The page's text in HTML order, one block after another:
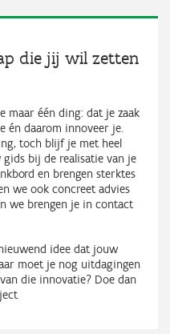
die jij wil zetten
maar één ding: dat je zaak
én daarom innoveer je.
toch blijf je met heel
bij de realisatie van je
en brengen sterktes
we ook concreet advies
we brengen je in contact
idee dat jouw
moet je nog uitdagingen
die innovatie? Doe dan